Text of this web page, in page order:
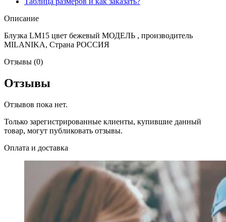
Описание
Блузка LM15 цвет бежевый МОДЕЛЬ , производитель
MILANIKA, Страна РОССИЯ
Отзывы (0)
Отзывы
Отзывов пока нет.
Только зарегистрированные клиенты, купившие данный
товар, могут публиковать отзывы.
Оплата и доставка